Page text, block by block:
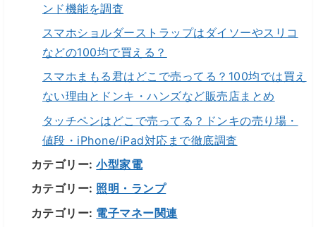
ンド機能を調査
スマホショルダーストラップはダイソーやスリコ
などの100均で買える？
スマホまもる君はどこで売ってる？100均では買え
ない理由とドンキ・ハンズなど販売店まとめ
タッチペンはどこで売ってる？ドンキの売り場・
値段・iPhone/iPad対応まで徹底調査
カテゴリー:小型家電
カテゴリー: 照明・ランプ
カテゴリー: 電子マネー関連